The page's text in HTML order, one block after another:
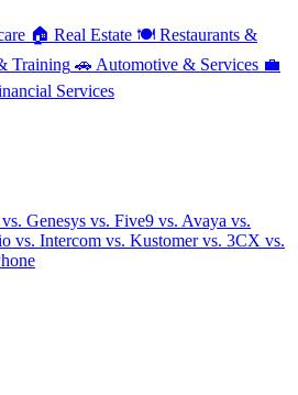
🏠 Real Estate 🍽️ Restaurants &
Training 🚗 Automotive & Services 💼
Services
vs. Genesys vs. Five9 vs. Avaya vs.
vs. Intercom vs. Kustomervs. 3CX vs.